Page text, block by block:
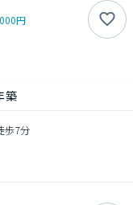
円
築
歩7分